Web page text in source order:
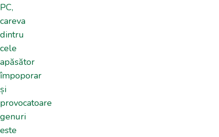
PC,
careva
dintru
cele
apăsător
împoporar
și
provocatoare
genuri
este